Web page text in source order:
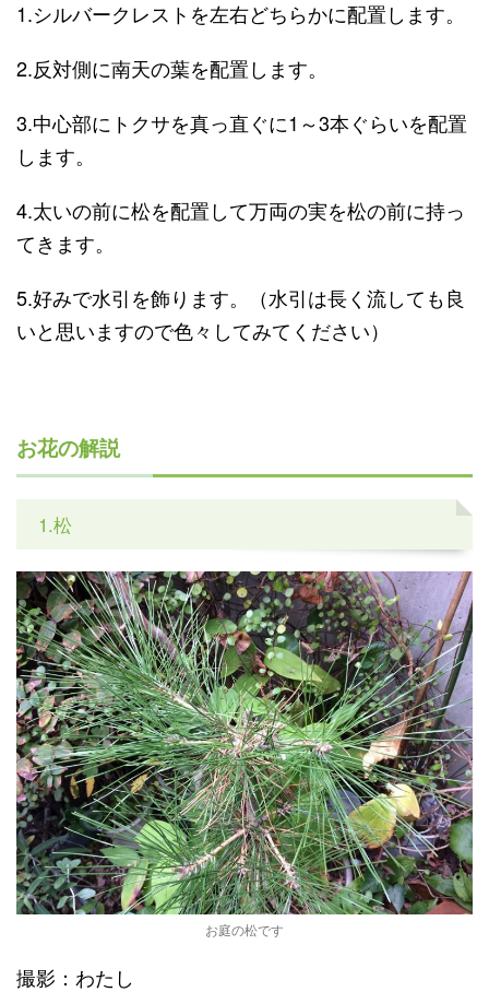
1.シルバークレストを左右どちらかに配置します。
2.反対側に南天の葉を配置します。
3.中心部にトクサを真っ直ぐに1～3本ぐらいを配置
します。
4.太いの前に松を配置して万両の実を松の前に持っ
てきます。
5.好みで水引を飾ります。（水引は長く流しても良
いと思いますので色々してみてください）
お花の解説
1.松
お庭の松です
撮影：わたし